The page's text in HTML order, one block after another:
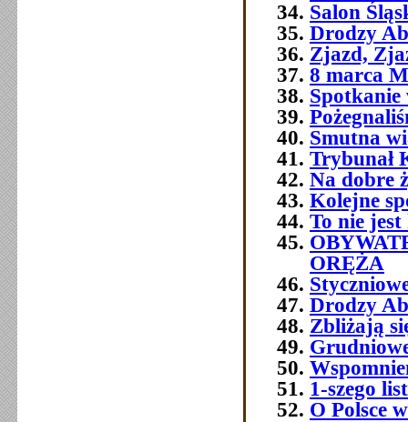
Salon
Drodzy
Zjazd,
8 marca
Spotkanie
Smutna
Trybunał
Na dobre
Kolejne
To nie
ORĘŻA
Drodzy
Zbliżają
1-szego
O Polsce